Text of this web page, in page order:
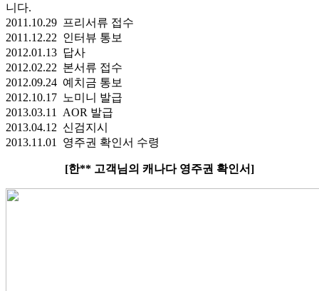
니다.
2011.10.29 프리서류 접수
2011.12.22 인터뷰 통보
2012.01.13 답사
2012.02.22 본서류 접수
2012.09.24 예치금 통보
2012.10.17 노미니 발급
2013.03.11 AOR 발급
2013.04.12 신검지시
2013.11.01 영주권 확인서 수령
[한** 고객님의 캐나다 영주권 확인서]